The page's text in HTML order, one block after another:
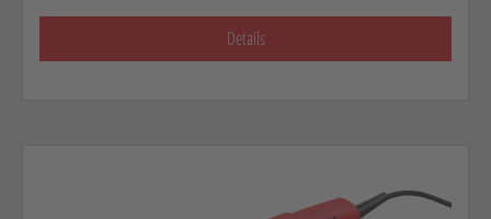
Details